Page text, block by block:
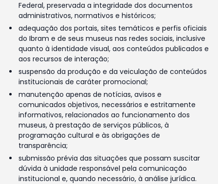
Federal, preservada a integridade dos documentos
administrativos, normativos e históricos;
adequação dos portais, sites temáticos e perfis oficiais
do Ibram e de seus museus nas redes sociais, inclusive
quanto à identidade visual, aos conteúdos publicados e
aos recursos de interação;
suspensão da produção e da veiculação de conteúdos
institucionais de caráter promocional;
manutenção apenas de notícias, avisos e
comunicados objetivos, necessários e estritamente
informativos, relacionados ao funcionamento dos
museus, à prestação de serviços públicos, à
programação cultural e às obrigações de
transparência;
submissão prévia das situações que possam suscitar
dúvida à unidade responsável pela comunicação
institucional e, quando necessário, à análise jurídica.